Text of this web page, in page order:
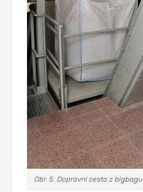
Obr. 5: Dopravní cesta z bigbagu